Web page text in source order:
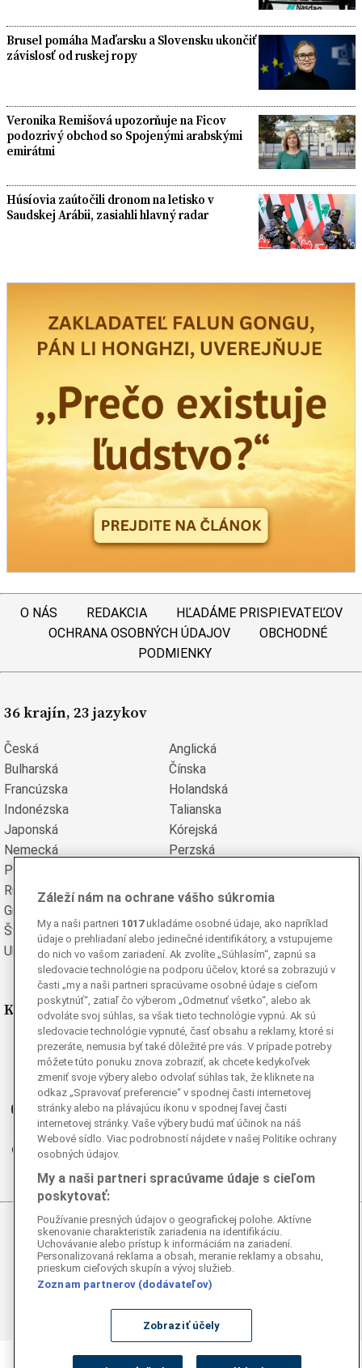
Brusel pomáha Maďarsku a Slovensku ukončiť
závislosť od ruskej ropy
Veronika Remišová upozorňuje na Ficov
podozrivý obchod so Spojenými arabskými
emirátmi
Húsíovia zaútočili dronom na letisko v
Saudskej Arábii, zasiahli hlavný radar
O NÁS REDAKCIA
HĽADÁME PRISPIEVATEĽOV
OCHRANA OSOBNÝCH ÚDAJOV
OBCHODNÉ
PODMIENKY
36 krajín, 23 jazykov
Česká
Anglická
Bulharská
Čínska
Francúzska
Holandská
Indonézska
Talianska
Japonská
Kórejská
Nemecká
Perzská
Poľská
Rumunská
Ruská
Grécka
Švédska
Turecká
Ukrajinská
Vietnamská
Kde nás nájdete
Facebook
Instagram
Ganjing
Youtube
Twitter
Telegram
RSS
© 2026 Epoch Times Slovensko
Všetky práva vyhradené. Publikovanie alebo ďalšie šírenie
správ a fotografií zo zdrojov TASR je bez
autorského zákona.
Záleží nám na ochrane vášho súkromia
My a naši partneri 1017ukladáme osobné údaje, ako napríklad
údaje o prehliadaní alebo jedinečné identifikátory, a vstupujeme
do nich vo vašom zariadení. Ak zvolíte „Súhlasím“, zapnú sa
sledovacie technológie na podporu účelov, ktoré sa zobrazujú v
časti „my a naši partneri spracúvame osobné údaje s cieľom
poskytnúť“, zatiaľ čo výberom „Odmetnuť všetko“, alebo ak
odvoláte svoj súhlas, sa však tieto technológie vypnú. Ak sú
sledovacie technológie vypnuté, časť obsahu a reklamy, ktoré si
prezeráte, nemusia byť také dôležité pre vás. V prípade potreby
môžete túto ponuku znova zobraziť, ak chcete kedykoľvek
zmeniť svoje výbery alebo odvolať súhlas tak, že kliknete na
odkaz „Spravovať preferencie“ v spodnej časti internetovej
stránky alebo na plávajúcu ikonu v spodnej ľavej časti
internetovej stránky. Vaše výbery budú mať účinok na náš
Webové sídlo. Viac podrobností nájdete v našej Politike ochrany
osobných údajov.
My a naši partneri spracúvame údaje s cieľom
poskytovať:
Používanie presných údajov o geografickej polohe. Aktívne
skenovanie charakteristík zariadenia na identifikáciu.
Uchovávanie alebo prístup k informáciám na zariadení.
Personalizovaná reklama a obsah, meranie reklamy a obsahu,
prieskum cieľových skupín a vývoj služieb.
Zoznam partnerov (dodávateľov)
Zobraziť účely